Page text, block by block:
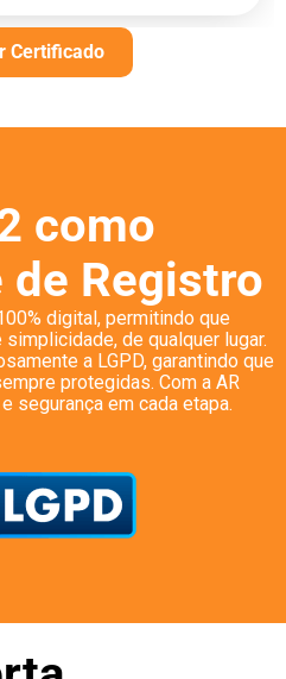
Certificado
como
Registro
digital, permitindo que
de qualquer lugar.
a LGPD, garantindo que
protegidas. Com a AR
segurança em cada etapa.